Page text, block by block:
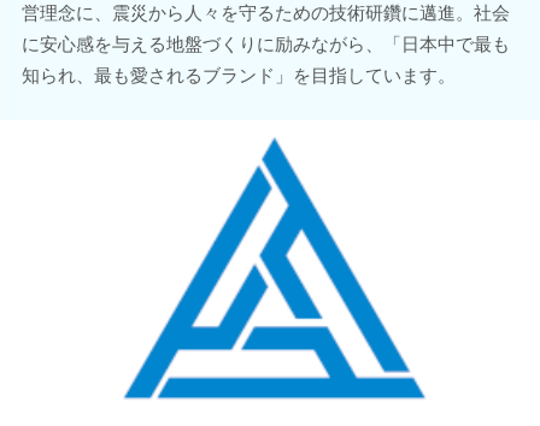
営理念に、震災から人々を守るための技術研鑽に邁進。社会
に安心感を与える地盤づくりに励みながら、「日本中で最も
知られ、最も愛されるブランド」を目指しています。